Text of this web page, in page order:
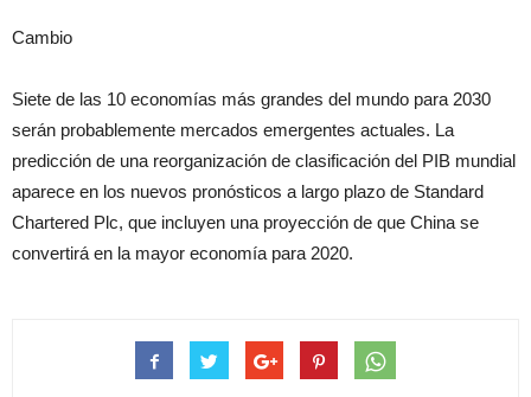
Cambio
Siete de las 10 economías más grandes del mundo para 2030
serán probablemente mercados emergentes actuales. La
predicción de una reorganización de clasificación del PIB mundial
aparece en los nuevos pronósticos a largo plazo de Standard
Chartered Plc, que incluyen una proyección de que China se
convertirá en la mayor economía para 2020.